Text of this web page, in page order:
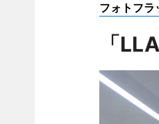
フォトフラ
「